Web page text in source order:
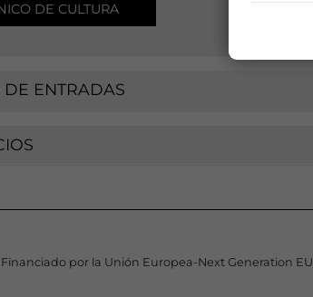
DE CULTURA
DE ENTRADAS
Financiado por la Unión Europea-Next Generation EU